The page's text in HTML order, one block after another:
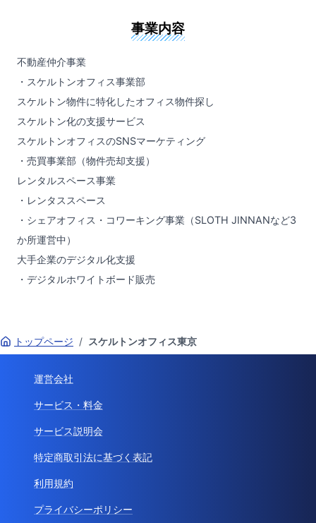
事業内容
不動産仲介事業
・スケルトンオフィス事業部
スケルトン物件に特化したオフィス物件探し
スケルトン化の支援サービス
スケルトンオフィスのSNSマーケティング
・売買事業部（物件売却支援）
レンタルスペース事業
・レンタススペース
・シェアオフィス・コワーキング事業（SLOTH JINNANなど3
か所運営中）
大手企業のデジタル化支援
・デジタルホワイトボード販売
トップページ / スケルトンオフィス東京
運営会社
サービス・料金
サービス説明会
特定商取引法に基づく表記
利用規約
プライバシーポリシー